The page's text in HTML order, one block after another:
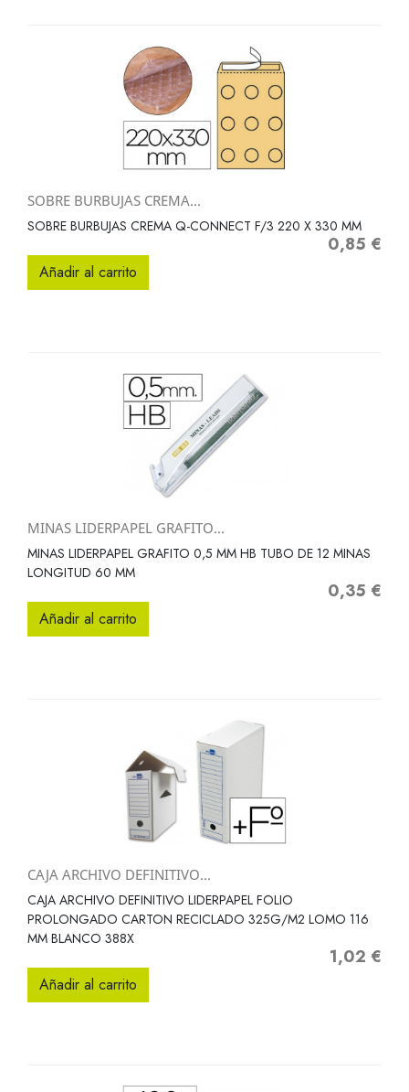
SOBRE BURBUJAS CREMA...
SOBRE BURBUJAS CREMA Q-CONNECT F/3 220 X 330 MM
Precio
0,85 €
Añadir al carrito
MINAS LIDERPAPEL GRAFITO...
MINAS LIDERPAPEL GRAFITO 0,5 MM HB TUBO DE 12 MINAS
LONGITUD 60 MM
Precio
0,35 €
Añadir al carrito
CAJA ARCHIVO DEFINITIVO...
CAJA ARCHIVO DEFINITIVO LIDERPAPEL FOLIO
PROLONGADO CARTON RECICLADO 325G/M2 LOMO 116
MM BLANCO 388X
Precio
1,02 €
Añadir al carrito